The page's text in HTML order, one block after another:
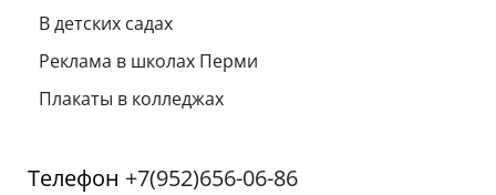
В детских садах
Реклама в школах Перми
Плакаты в колледжах
Телефон +7(952)656-06-86